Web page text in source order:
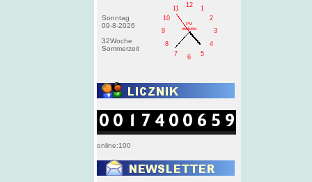
Sonntag
09-8-2026
32Woche
Sommerzeit
1
2
3
4
5
6
7
8
9
10
11
12
PM
niedziela
online:100